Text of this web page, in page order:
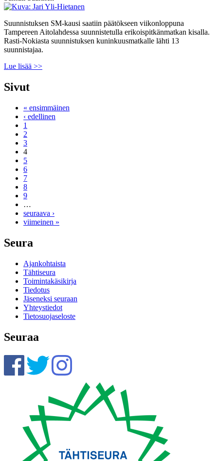
Suunnistuksen SM-kausi saatiin päätökseen viikonloppuna
Tampereen Aitolahdessa suunnistetulla erikoispitkänmatkan kisalla.
Rasti-Nokiasta suunnistuksen kuninkuusmatkalle lähti 13
suunnistajaa.
Lue lisää >>
Sivut
« ensimmäinen
‹ edellinen
1
2
3
4
5
6
7
8
9
…
seuraava ›
viimeinen »
Seura
Ajankohtaista
Tähtiseura
Toimintakäsikirja
Tiedotus
Jäseneksi seuraan
Yhteystiedot
Tietosuojaseloste
Seuraa